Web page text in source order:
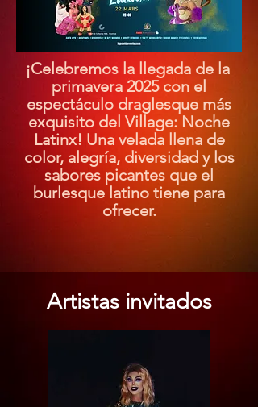
¡Celebremos la llegada de la
primavera 2025 con el
espectáculo draglesque más
exquisito del Village: Noche
Latinx! Una velada llena de
color, alegría, diversidad y los
sabores picantes que el
burlesque latino tiene para
ofrecer.
Artistas invitados